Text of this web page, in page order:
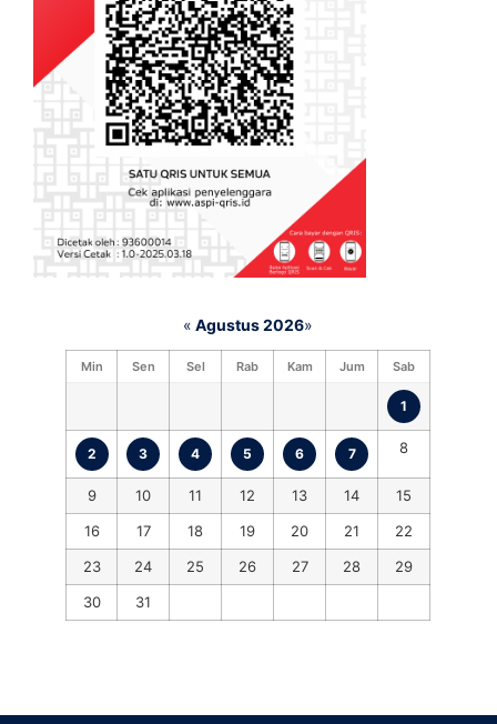
« Agustus 2026»
Min Sen Sel Rab Kam Jum Sab
1
2 3 4 5 6 7 8
9 10 11 12 13 14
15
16
17 18 19 20 21
22
23
24 25 26 27 28
29
30
31